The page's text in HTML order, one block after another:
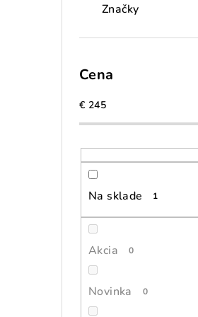
Značky
Cena
€ 245
Na sklade 1
Akcia 0
Novinka 0